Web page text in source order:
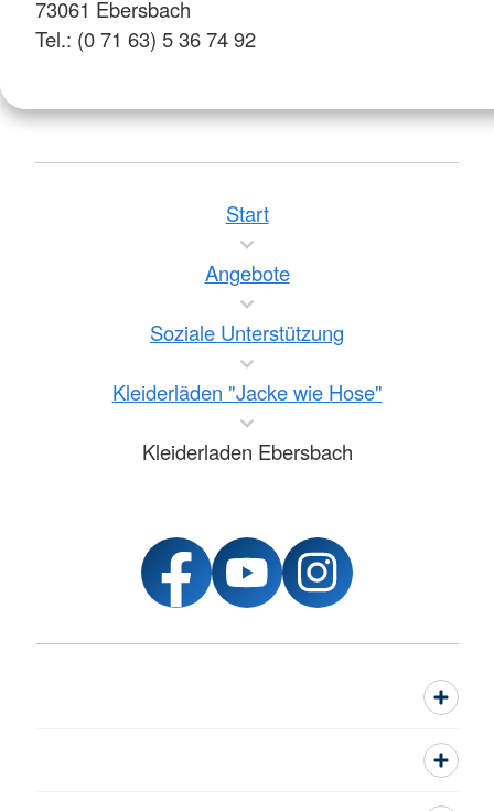
73061 Ebersbach
Tel.: (0 71 63) 5 36 74 92
Start
Angebote
Soziale Unterstützung
Kleiderläden "Jacke wie Hose"
Kleiderladen Ebersbach